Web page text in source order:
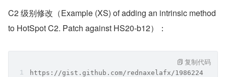
C2 级别修改（Example (XS) of adding an intrinsic method
to HotSpot C2. Patch against HS20-b12）：
https://gist.github.com/rednaxelafx/1986224
复制代码